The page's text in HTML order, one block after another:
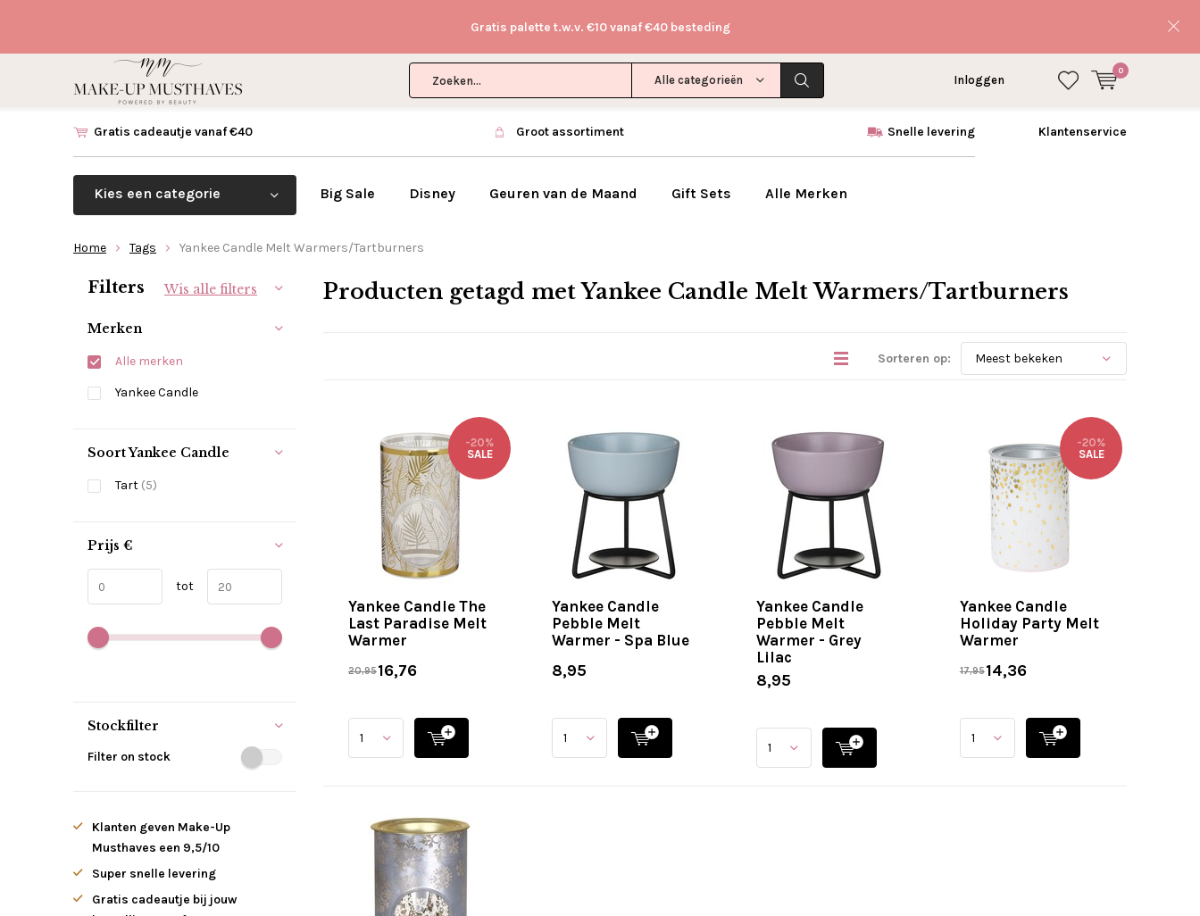
Alle categorieën Inloggen
0
Gratis palette t.w.v. €10 vanaf €40 besteding
Gratis cadeautje vanaf €40 Groot assortiment Snelle levering Klantenservice
Kies een categorie Big Sale Disney Geuren van de Maand Gift Sets Alle Merken
Home Tags Yankee Candle Melt Warmers/Tartburners
Producten getagd met Yankee Candle Melt Warmers/Tartburners
Sorteren op:
Yankee Candle The
Last Paradise Melt
Warmer
-20%
SALE
20,9516,76
Yankee Candle
Pebble Melt
Warmer - Spa Blue
8,95
Yankee Candle
Pebble Melt
Warmer - Grey
Lilac
8,95
Yankee Candle
Holiday Party Melt
Warmer
-20%
SALE
17,9514,36
Sorteren op:
Filters Wis alle filters
Merken
Alle merken
Yankee Candle
Soort Yankee Candle
Tart (5)
Prijs €
tot
Stockfilter
Filter on stock
Klanten geven Make-Up
Musthaves een 9,5/10
Super snelle levering
Gratis cadeautje bij jouw